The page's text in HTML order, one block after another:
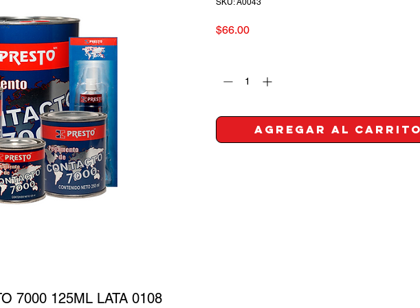
7000 125ML LATA 0108
$66.00Precio
Agregar al carrito